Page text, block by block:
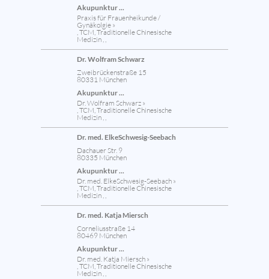
Akupunktur ...
Praxis für Frauenheikunde /
Gynäkolgie »
, TCM, Traditionelle Chinesische
Medizin , ,
Dr. Wolfram Schwarz
Zweibrückenstraße 15
80331 München
Akupunktur ...
Dr. Wolfram Schwarz »
, TCM, Traditionelle Chinesische
Medizin , ,
Dr. med. ElkeSchwesig-Seebach
Dachauer Str. 9
80335 München
Akupunktur ...
Dr. med. ElkeSchwesig-Seebach »
, TCM, Traditionelle Chinesische
Medizin , ,
Dr. med. Katja Miersch
Corneliusstraße 14
80469 München
Akupunktur ...
Dr. med. Katja Miersch »
, TCM, Traditionelle Chinesische
Medizin , ,